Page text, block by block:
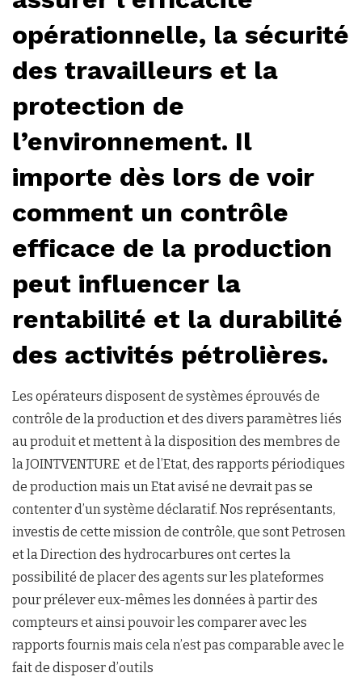
opérationnelle, la sécurité
des travailleurs et la
protection de
l’environnement. Il
importe dès lors de voir
comment un contrôle
efficace de la production
peut influencer la
rentabilité et la durabilité
des activités pétrolières.
Les opérateurs disposent de systèmes éprouvés de
contrôle de la production et des divers paramètres liés
au produit et mettent à la disposition des membres de
la JOINTVENTURE et de l’Etat, des rapports périodiques
de production mais un Etat avisé ne devrait pas se
contenter d’un système déclaratif. Nos représentants,
investis de cette mission de contrôle, que sont Petrosen
et la Direction des hydrocarbures ont certes la
possibilité de placer des agents sur les plateformes
pour prélever eux-mêmes les données à partir des
compteurs et ainsi pouvoir les comparer avec les
rapports fournis mais cela n’est pas comparable avec le
fait de disposer d’outils